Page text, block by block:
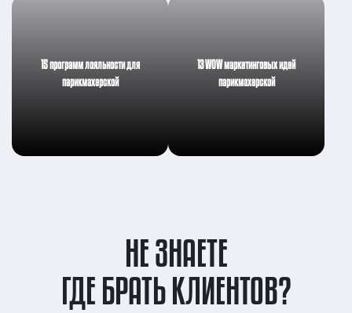
15 программ лояльности для
парикмахерской
13 WOW маркетинговых идей
парикмахерской
ГДЕ БРАТЬ КЛИЕНТОВ?
НЕ ЗНАЕТЕ